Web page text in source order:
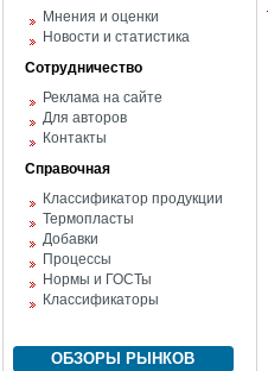
Мнения и оценки
Новости и статистика
Сотрудничество
Реклама на сайте
Для авторов
Контакты
Справочная
Классификатор продукции
Термопласты
Добавки
Процессы
Нормы и ГОСТы
Классификаторы
ОБЗОРЫ РЫНКОВ